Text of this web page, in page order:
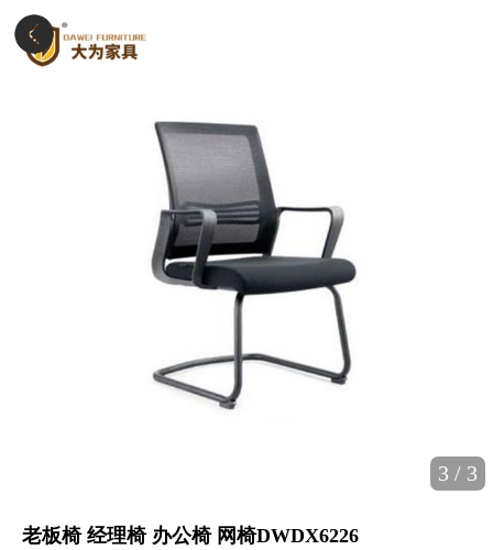
3 / 3
老板椅 经理椅 办公椅 网椅DWDX6226